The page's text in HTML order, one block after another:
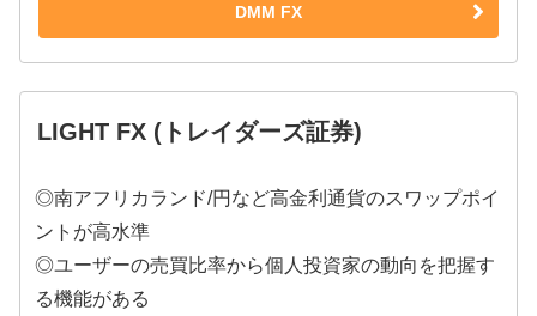
DMM FX
LIGHT FX (トレイダーズ証券)
◎南アフリカランド/円など高金利通貨のスワップポイ
ントが高水準
◎ユーザーの売買比率から個人投資家の動向を把握す
る機能がある